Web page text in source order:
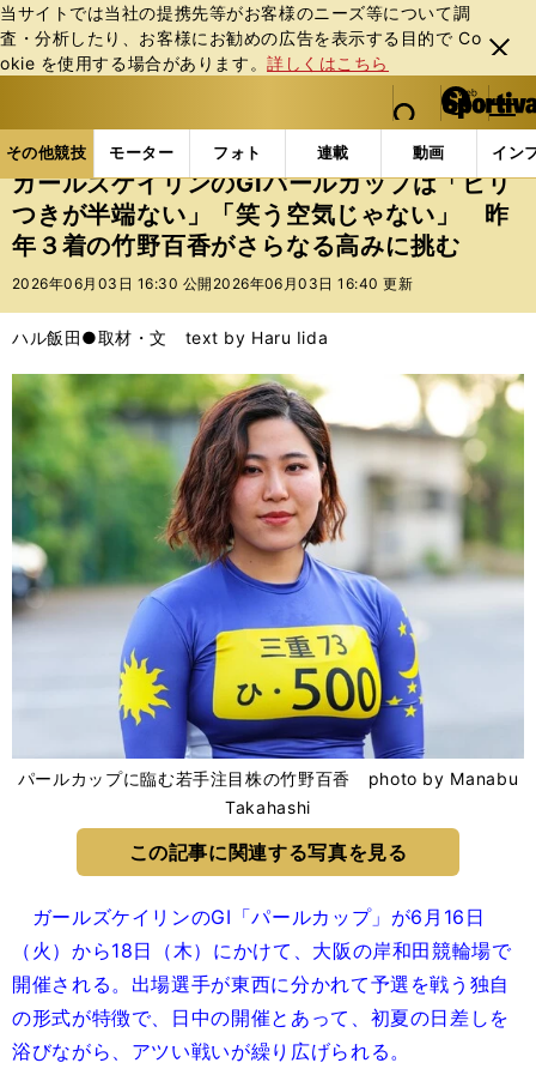
当サイトでは当社の提携先等がお客様のニーズ等について調
査・分析したり、お客様にお勧めの広告を表⽰する⽬的で Co
okie を使⽤する場合があります。詳しくはこちら
閉じ
る
web Sportiva (webスポルティーバ)
検索
マイペ
ー
ジ
メニュ
その他競技 モーター フォト 連載 動画 イン
ス
ポ
ル
テ
ー
バ
その他競技の記事一覧 その他競技 その他 ガー
ガールズケイリンのGⅠパールカップは「ピリ
つきが半端ない」「笑う空気じゃない」 昨
年３着の竹野百香がさらなる高みに挑む
2026年06月03日 16:30 公開 2026年06月03日 16:40 更新
ハル飯田●取材・文 text by Haru Iida
パールカップに臨む若手注目株の竹野百香 photo by Manabu
Takahashi
この記事に関連する写真を見る
ガールズケイリンのGⅠ「パールカップ」が6月16日
（火）から18日（木）にかけて、大阪の岸和田競輪場で
開催される。出場選手が東西に分かれて予選を戦う独自
の形式が特徴で、日中の開催とあって、初夏の日差しを
浴びながら、アツい戦いが繰り広げられる。